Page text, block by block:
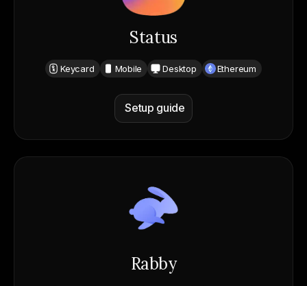
Status
Keycard Mobile Desktop Ethereum
Setup guide
Rabby